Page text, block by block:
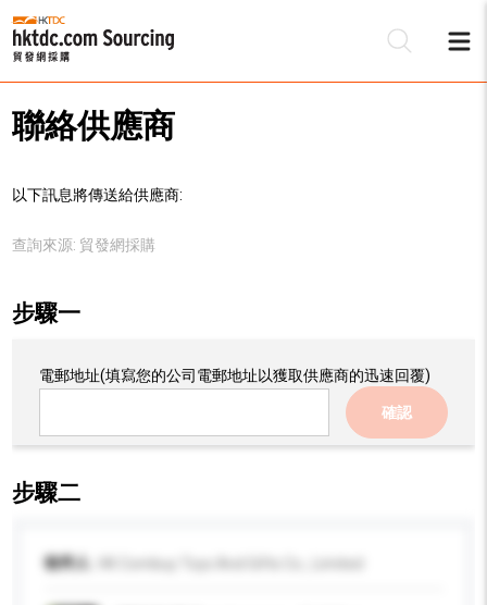
聯絡供應商
以下訊息將傳送給供應商:
查詢來源: 貿發網採購
步驟一
電郵地址(填寫您的公司電郵地址以獲取供應商的迅速回覆)
確認
步驟二
收件人